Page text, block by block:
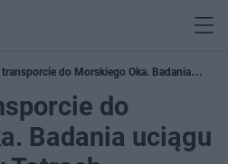
do Morskiego Oka. Badania
do
Badania uciągu